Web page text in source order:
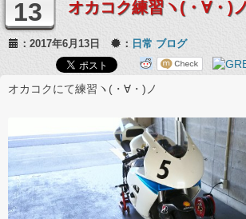
13 オカコク練習ヽ(・∀・)
：2017年6月13日 ： 日常 ブログ
オカコクにて練習ヽ(・∀・)ノ